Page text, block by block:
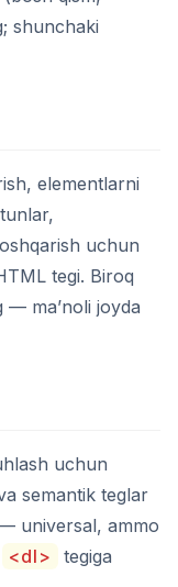
shunchaki
elementlarni
uchun
tegi. Biroq
— ma’noli joyda
uchun
semantik teglar
universal, ammo
<dl>
tegiga